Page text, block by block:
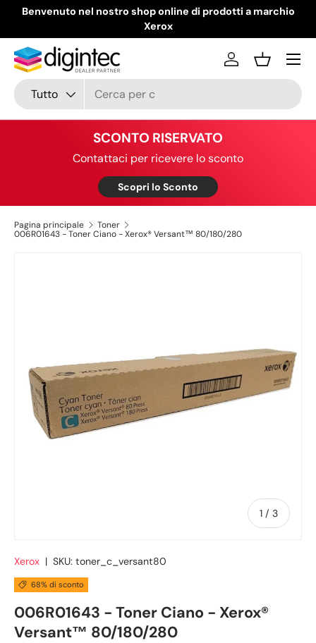
Benvenuto nel nostro shop online di prodotti a marchio
Xerox
Cerca
Tipo prodotto
Tutto
AccediCestino
Menu
SCONTO RISERVATO
Contattaci per ricevere lo sconto
Scopri lo Sconto
Pagina principale
Toner
006R01643 - Toner Ciano - Xerox® Versant™ 80/180/280
1 / di
3
Xerox | SKU: toner_c_versant80
68% di sconto
006R01643 - Toner Ciano - Xerox®
Versant™ 80/180/280